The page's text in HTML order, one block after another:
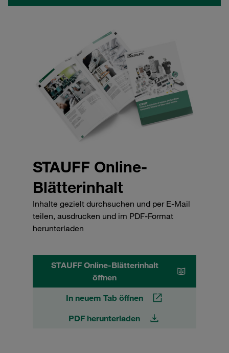
STAUFF Online-
Blätterinhalt
Inhalte gezielt durchsuchen und per E-Mail
teilen, ausdrucken und im PDF-Format
herunterladen
STAUFF Online-Blätterinhalt
öffnen
In neuem Tab öffnen
PDF herunterladen